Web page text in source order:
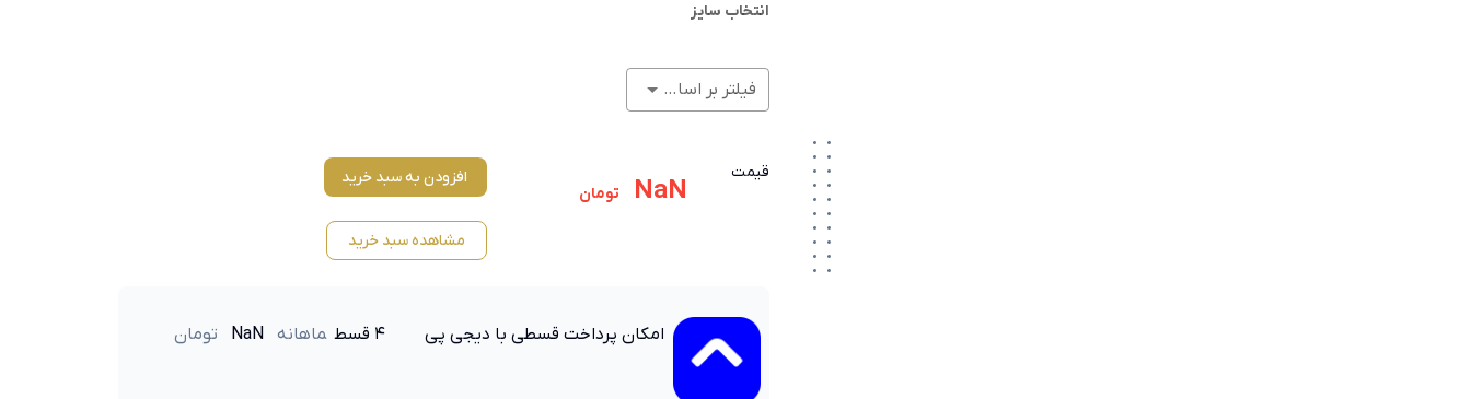
انتخاب سایز
فیلتر بر اساس وزن (گرم)
قیمت
NaN تومان
افزودن به سبد خرید
مشاهده سبد خرید
امکان پرداخت قسطی با دیجی پی ۴ قسط ماهانه تومان